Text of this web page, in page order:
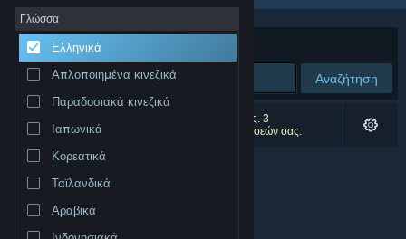
Σχετικά
Υποστήριξη
Αλλαγή γλώσσας
Προβολή ιστοσελίδας για υπολογιστές
Γλώσσα
Ελληνικά
Απλοποιημένα κινεζικά
Παραδοσιακά κινεζικά
Ιαπωνικά
Κορεατικά
Ταϊλανδικά
Αραβικά
Ταξινόμηση ανά
Αναζήτηση
0 αποτελέσματα ταιριάζουν με την αναζήτησή σας. 3
αποτελέσματα αποκλείστηκαν βάσει των προτιμήσεών σας.